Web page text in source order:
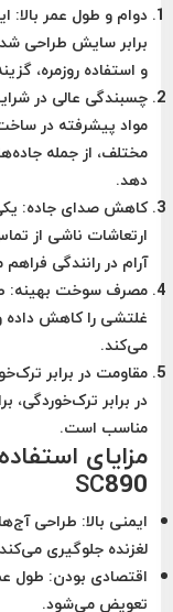
دوام و طول عمر بالا:
و استفاده روزمره،
چسبندگی عالی در
مواد پیشرفته در
مختلف، از جمله
دهد.
کاهش صدای جاده:
ارتعاشات ناشی از
آرام در رانندگی
مصرف سوخت بهینه:
غلتشی را کاهش
می‌کند.
مقاومت در برابر
در برابر
مناسب است.
مزایای
SC890
ایمنی بالا: طراحی
لغزنده جلوگیری
اقتصادی بودن: طول
تعویض می‌شود.